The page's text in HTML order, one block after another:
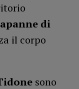
di
il corpo
sono